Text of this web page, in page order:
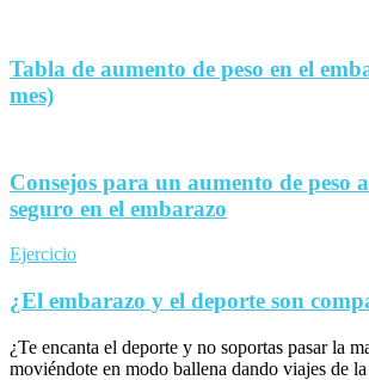
Tabla de aumento de peso en el
mes)
Consejos para un aumento de peso
seguro en el embarazo
Ejercicio
¿El embarazo y el deporte son
¿Te encanta el deporte y no soportas pasar la
moviéndote en modo ballena dando viajes de